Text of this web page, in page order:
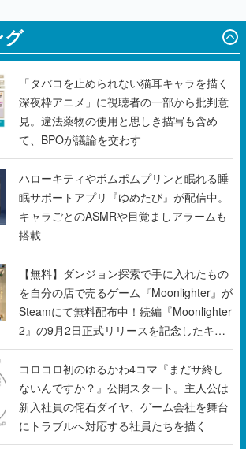
「タバコを止められない猫耳キャラを描く
深夜枠アニメ」に視聴者の一部から批判意
見。違法薬物の使用と思しき描写も含め
て、BPOが議論を交わす
ハローキティやポムポムプリンと眠れる睡
眠サポートアプリ『ゆめたび』が配信中。
キャラごとのASMRや目覚ましアラームも
搭載
【無料】ダンジョン探索で手に入れたもの
を自分の店で売るゲーム『Moonlighter』が
Steamにて無料配布中！続編『Moonlighter
2』の9月2日正式リリースを記念したキャ
ンペーン
コロコロ初のゆるかわ4コマ『まだサ終し
ないんですか？』公開スタート。主人公は
新入社員の侘石ダイヤ、ゲーム会社を舞台
にトラブルへ対応する社員たちを描く